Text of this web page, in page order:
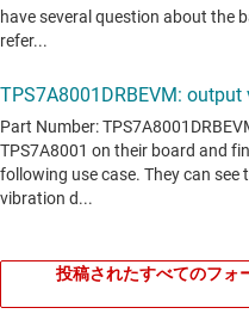
投稿されたすべてのフォ